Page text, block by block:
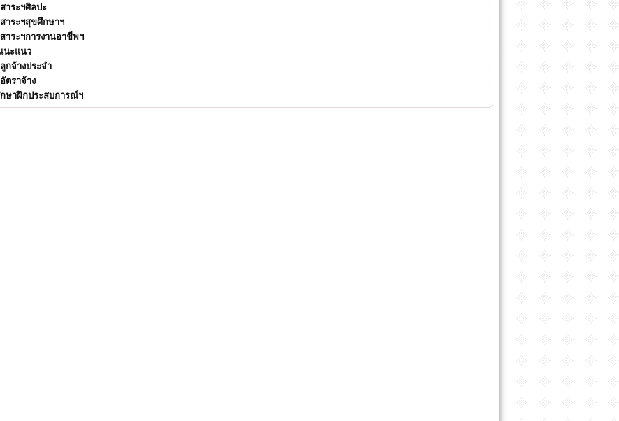
าระฯศิลปะ
าระฯสุขศึกษาฯ
าระฯการงานอาชีพฯ
นะแนว
กจ้างประจำ
ตราจ้าง
ษาฝึกประสบการณ์ฯ